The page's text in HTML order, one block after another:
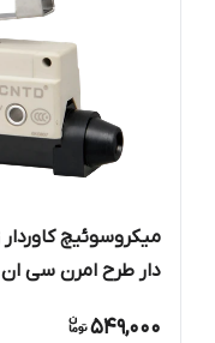
میکروسوئیچ کاوردار
549,000